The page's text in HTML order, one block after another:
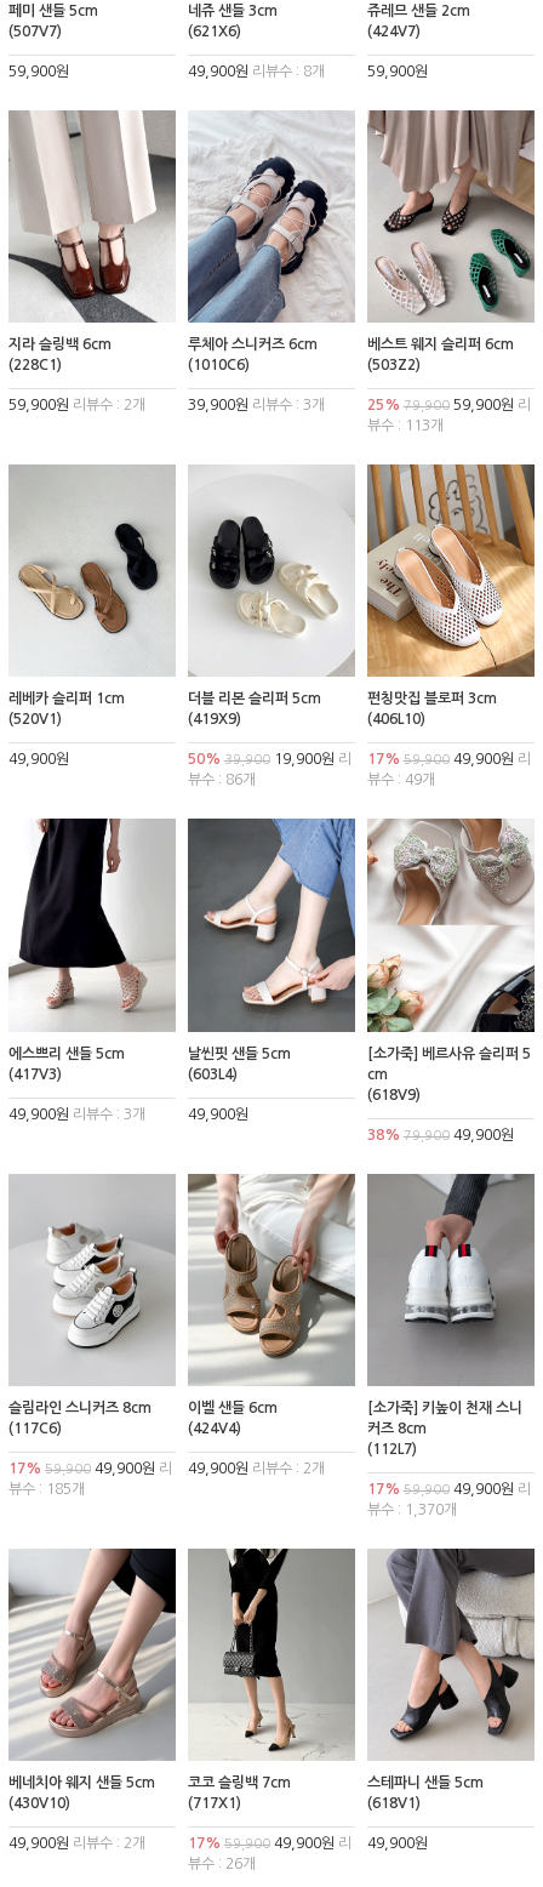
페미 샌들 5cm
(507V7)
59,900원
네쥬 샌들 3cm
(621X6)
49,900원 리뷰수 : 8개
쥬레므 샌들 2cm
(424V7)
59,900원
지라 슬링백 6cm
(228C1)
59,900원 리뷰수 : 2개
루체아 스니커즈 6cm
(1010C6)
39,900원 리뷰수 : 3개
베스트 웨지 슬리퍼 6cm
(503Z2)
25% 79,90059,900원 리
뷰수 : 113개
레베카 슬리퍼 1cm
(520V1)
49,900원
더블 리본 슬리퍼 5cm
(419X9)
50% 39,90019,900원 리
뷰수 : 86개
펀칭맛집 블로퍼 3cm
(406L10)
17% 59,90049,900원 리
뷰수 : 49개
에스쁘리 샌들 5cm
(417V3)
49,900원 리뷰수 : 3개
날씬핏 샌들 5cm
(603L4)
49,900원
[소가죽] 베르사유 슬리퍼 5
cm
(618V9)
38% 79,90049,900원
슬림라인 스니커즈 8cm
(117C6)
17% 59,900 49,900원 리
뷰수 : 185개
이벨 샌들 6cm
(424V4)
49,900원 리뷰수 : 2개
[소가죽] 키높이 천재 스니
커즈 8cm
(112L7)
17% 59,90049,900원 리
뷰수 : 1,370개
베네치아 웨지 샌들 5cm
(430V10)
49,900원 리뷰수 : 2개
코코 슬링백 7cm
(717X1)
17% 59,90049,900원 리
뷰수 : 26개
스테파니 샌들 5cm
(618V1)
49,900원